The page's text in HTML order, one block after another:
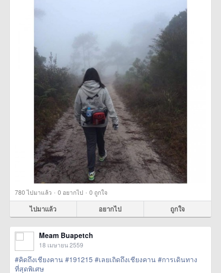
780ไปมาแล้ว · 0 อยากไป · 0 ถูกใจ
ไปมาแล้ว อยากไป ถูกใจ
Meam Buapetch
18 เมษายน 2559
#คิดถึงเชียงคาน #191215 #เลยเถิดถึงเชียงคาน #การเดินทาง
ที่สุดพิเศษ